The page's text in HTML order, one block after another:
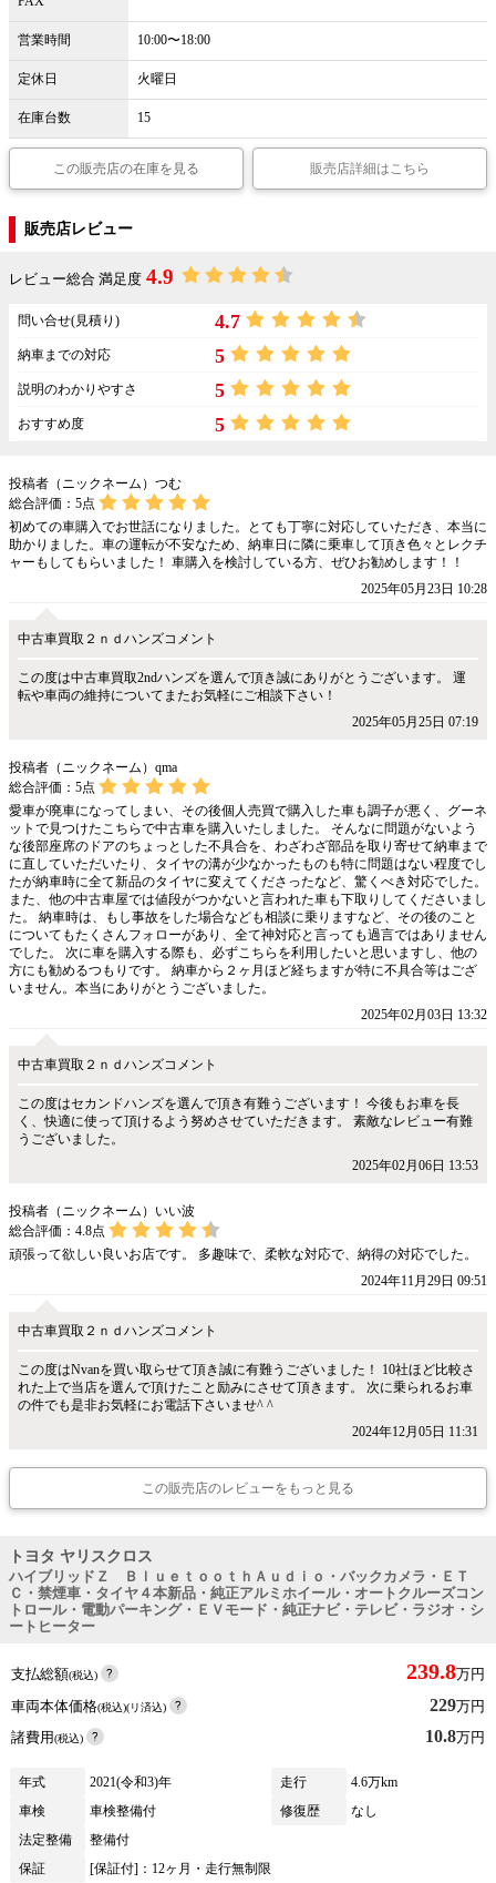
営業時間 10:00〜18:00
定休日 火曜日
在庫台数 15
この販売店の在庫を見る 販売店詳細はこちら
販売店レビュー
レビュー総合 満足度 4.9
問い合せ(見積り) 4.7
納車までの対応 5
説明のわかりやすさ 5
おすすめ度 5
投稿者（ニックネーム）つむ
総合評価： 5点
初めての車購入でお世話になりました。とても丁寧に対応していただき、本当に
助かりました。車の運転が不安なため、納車日に隣に乗車して頂き色々とレクチ
ャーもしてもらいました！ 車購入を検討している方、ぜひお勧めします！！
2025年05月23日 10:28
中古車買取２ｎｄハンズコメント
この度は中古車買取2ndハンズを選んで頂き誠にありがとうございます。 運
転や車両の維持についてまたお気軽にご相談下さい！
2025年05月25日 07:19
投稿者（ニックネーム）qma
総合評価： 5点
愛車が廃車になってしまい、その後個人売買で購入した車も調子が悪く、グーネ
ットで見つけたこちらで中古車を購入いたしました。 そんなに問題がないよう
な後部座席のドアのちょっとした不具合を、わざわざ部品を取り寄せて納車まで
に直していただいたり、タイヤの溝が少なかったものも特に問題はない程度でし
たが納車時に全て新品のタイヤに変えてくださったなど、驚くべき対応でした。
また、他の中古車屋では値段がつかないと言われた車も下取りしてくださいまし
た。 納車時は、もし事故をした場合なども相談に乗りますなど、その後のこと
についてもたくさんフォローがあり、全て神対応と言っても過言ではありません
でした。 次に車を購入する際も、必ずこちらを利用したいと思いますし、他の
方にも勧めるつもりです。 納車から２ヶ月ほど経ちますが特に不具合等はござ
いません。本当にありがとうございました。
2025年02月03日 13:32
中古車買取２ｎｄハンズコメント
この度はセカンドハンズを選んで頂き有難うございます！ 今後もお車を長
く、快適に使って頂けるよう努めさせていただきます。 素敵なレビュー有難
うございました。
2025年02月06日 13:53
投稿者（ニックネーム）いい波
総合評価： 4.8点
頑張って欲しい良いお店です。 多趣味で、柔軟な対応で、納得の対応でした。
2024年11月29日 09:51
中古車買取２ｎｄハンズコメント
この度はNvanを買い取らせて頂き誠に有難うございました！ 10社ほど比較さ
れた上で当店を選んで頂けたこと励みにさせて頂きます。 次に乗られるお車
の件でも是非お気軽にお電話下さいませ^ ^
2024年12月05日 11:31
この販売店のレビューをもっと見る
トヨタ ヤリスクロス
ハイブリッドＺ ＢｌｕｅｔｏｏｔｈＡｕｄｉｏ・バックカメラ・ＥＴ
Ｃ・禁煙車・タイヤ４本新品・純正アルミホイール・オートクルーズコン
トロール・電動パーキング・ＥＶモード・純正ナビ・テレビ・ラジオ・シ
ートヒーター
支払総額(税込) 239.8万円
車両本体価格(税込)(リ済込) 229万円
諸費用(税込) 10.8万円
年式 2021(令和3)年 走行
4.6万km
車検
車検整備付 修復歴
なし
法定整備
整備付
保証
[保証付]：12ヶ月・走行無制限